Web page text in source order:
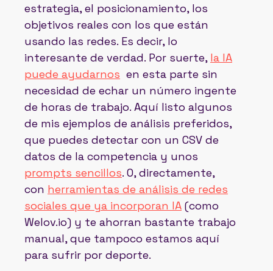
estrategia, el posicionamiento, los
objetivos reales con los que están
usando las redes. Es decir, lo
interesante de verdad. Por suerte, la IA
puede ayudarnos en esta parte sin
necesidad de echar un número ingente
de horas de trabajo. Aquí listo algunos
de mis ejemplos de análisis preferidos,
que puedes detectar con un CSV de
datos de la competencia y unos
prompts sencillos. O, directamente,
con herramientas de análisis de redes
sociales que ya incorporan IA (como
Welov.io) y te ahorran bastante trabajo
manual, que tampoco estamos aquí
para sufrir por deporte.